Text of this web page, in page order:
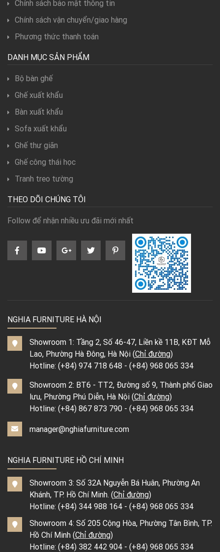
Chính sách bảo mật thông tin
Chính sách vận chuyển/giao hàng
Phương thức thanh toán
DANH MỤC SẢN PHẨM
Bộ bàn ghế
Ghế xuất khẩu
Bàn xuất khẩu
Sofa xuất khẩu
Ghế thư giãn
Ghế công thái học
Tranh treo tường
THEO DÕI CHÚNG TÔI
Follow để nhận nhiều ưu đãi mới nhất
NGHIA FURNITURE HÀ NỘI
Showroom 1: Tầng 2, Số 46-47, Liền kề 11B, KĐT Mỗ
Lao, Phường Hà Đông, Hà Nội (Chỉ đường)
Hotline: (+84) 974 718 648 - (+84) 968 065 334
Showroom 2: BT6 - TT2, Đường số 9, Thành phố Giao
lưu, Phường Phú Diễn, Hà Nội (Chỉ đường)
Hotline: (+84) 867 873 790 - (+84) 968 065 334
manager@nghiafurniture.com
NGHIA FURNITURE HỒ CHÍ MINH
Showroom 3: Số 32A Nguyễn Bá Huân, Phường An
Khánh, TP. Hồ Chí Minh. (Chỉ đường)
Hotline: (+84) 344 988 164 - (+84) 968 065 334
Showroom 4: Số 205 Cộng Hòa, Phường Tân Bình, TP.
Hồ Chí Minh (Chỉ đường)
Hotline: (+84) 382 442 904 - (+84) 968 065 334